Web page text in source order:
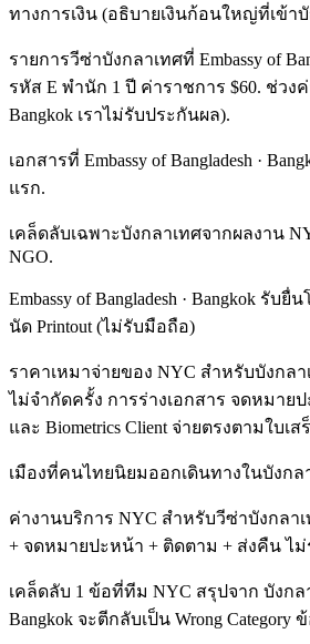
ทางการเงิน (อธิบายเงินก้อนใหญ่ที่เข้า
รายการวีซ่าบังกลาเทศที่ Embassy of
รหัส E พำนัก 1 ปี ค่าราชการ $60. ช่วง
Bangkok เราไม่รับประกันผล).
เอกสารที่ Embassy of Bangladesh ·
แรก.
เคล็ดลับเฉพาะบังกลาเทศจากผลงาน
NGO.
Embassy of Bangladesh · Bangkok
นัด Printout (ไม่รับมือถือ)
ราคาเหมาจ่ายของ NYC สำหรับบังกลา
ไม่จำกัดครั้ง การร่างเอกสาร จดหมายปะ
และ Biometrics Client จ่ายตรงตามใบเส
เมืองที่คนไทยนิยมออกเดินทางในบังกล
ค่างานบริการ NYC สำหรับวีซ่าบังกลา
+ จดหมายปะหน้า + ติดตาม + ส่งคืน ไม่
เคล็ดลับ 1 ข้อที่ทีม NYC สรุปจาก บังกล
Bangkok จะตีกลับเป็น Wrong Category